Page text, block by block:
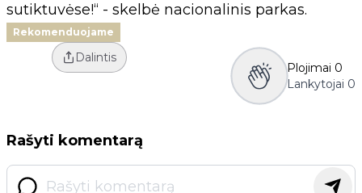
sutiktuvėse!“ - skelbė nacionalinis parkas.
Rekomenduojame
Dalintis
Plojimai 0
Lankytojai 0
Rašyti komentarą